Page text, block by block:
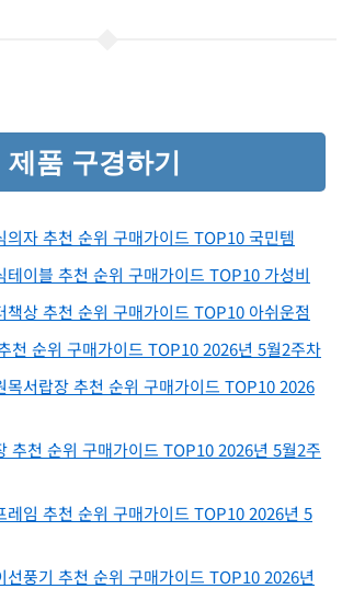
품 구경하기
의자 추천 순위 구매가이드 TOP10 국민템
테이블 추천 순위 구매가이드 TOP10 가성비
책상 추천 순위 구매가이드 TOP10 아쉬운점
천 순위 구매가이드 TOP10 2026년 5월2주차
목서랍장 추천 순위 구매가이드 TOP10 2026
추천 순위 구매가이드 TOP10 2026년 5월2주
레임 추천 순위 구매가이드 TOP10 2026년 5
선풍기 추천 순위 구매가이드 TOP10 2026년